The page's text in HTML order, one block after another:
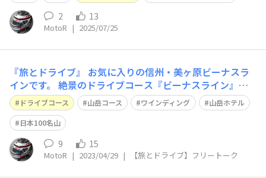
2 13
MotoR | 2025/07/25
『旅とドライブ』 お気に入りの信州・美ヶ原ビーナスラ
インです。 絶景のドライブコース『ビーナスライン』で
美ヶ原高原へ…。 山岳ワインディング→だんだん眼が△
に→景色よりライン取り？？？😔 本末転倒、やはり風を
感じながら優雅に助手席が気持ちイイですネ。 そして目
的地へ、ついに20回目の登頂をしてき
ドライブコース 山岳コース ワインディング
山岳ホテル
日本100名山
9 15
MotoR | 2023/04/29 | 【旅とドライブ】フリートーク